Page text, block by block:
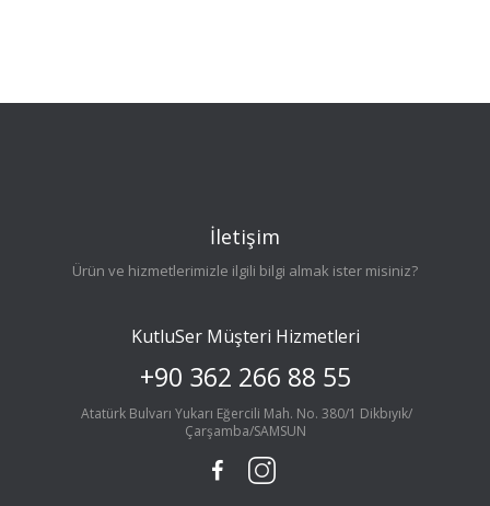
İletişim
Ürün ve hizmetlerimizle ilgili bilgi almak ister misiniz?
KutluSer Müşteri Hizmetleri
+90 362 266 88 55
Atatürk Bulvarı Yukarı Eğercili Mah. No. 380/1 Dikbıyık/
Çarşamba/SAMSUN